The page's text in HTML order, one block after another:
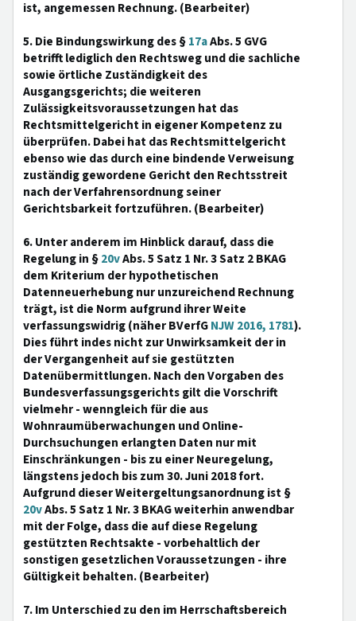
ist, angemessen Rechnung. (Bearbeiter)
5. Die Bindungswirkung des §17aAbs. 5 GVG
betrifft lediglich den Rechtsweg und die sachliche
sowie örtliche Zuständigkeit des
Ausgangsgerichts; die weiteren
Zulässigkeitsvoraussetzungen hat das
Rechtsmittelgericht in eigener Kompetenz zu
überprüfen. Dabei hat das Rechtsmittelgericht
ebenso wie das durch eine bindende Verweisung
zuständig gewordene Gericht den Rechtsstreit
nach der Verfahrensordnung seiner
Gerichtsbarkeit fortzuführen. (Bearbeiter)
6. Unter anderem im Hinblick darauf, dass die
Regelung in §20vAbs. 5 Satz 1 Nr. 3 Satz 2 BKAG
dem Kriterium der hypothetischen
Datenneuerhebung nur unzureichend Rechnung
trägt, ist die Norm aufgrund ihrer Weite
verfassungswidrig (näher BVerfGNJW 2016, 1781).
Dies führt indes nicht zur Unwirksamkeit der in
der Vergangenheit auf sie gestützten
Datenübermittlungen. Nach den Vorgaben des
Bundesverfassungsgerichts gilt die Vorschrift
vielmehr - wenngleich für die aus
Wohnraumüberwachungen und Online-
Durchsuchungen erlangten Daten nur mit
Einschränkungen - bis zu einer Neuregelung,
längstens jedoch bis zum 30. Juni 2018 fort.
Aufgrund dieser Weitergeltungsanordnung ist §
20vAbs. 5 Satz 1 Nr. 3 BKAG weiterhin anwendbar
mit der Folge, dass die auf diese Regelung
gestützten Rechtsakte - vorbehaltlich der
sonstigen gesetzlichen Voraussetzungen - ihre
Gültigkeit behalten. (Bearbeiter)
7. Im Unterschied zu den im Herrschaftsbereich